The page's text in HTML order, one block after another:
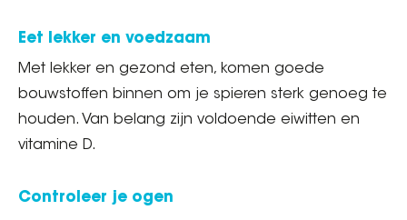
Eet lekker en voedzaam
Met lekker en gezond eten, komen goede
bouwstoffen binnen om je spieren sterk genoeg te
houden. Van belang zijn voldoende eiwitten en
vitamine D.
Controleer je ogen